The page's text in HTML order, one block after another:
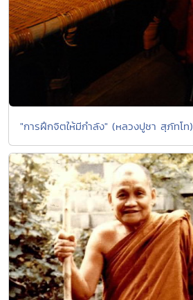
"การฝึกจิตให้มีกำลัง" (หลวงปูชา สุภัทโท)